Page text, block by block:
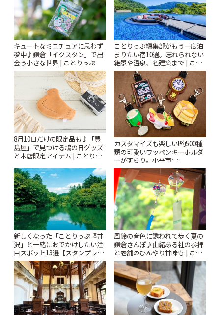
キュートなミニチュアに思わず
夢中♪鎌倉「イクスタン」で出
会う小さな世界 | ことりっぷ
ことりっぷ編集部がもう一度泊
まりたい宿10選。忘れられない
絶景や温泉、名建築まで | こと
りっぷ
8月10日だけの限定品も♪「豊
島屋」で見つける鳩の日グッズ
と本店限定アイテム | ことりっ
カスタマイズも楽しい!約500種
類の可愛いワッペンキーホルダ
ーがずらり。小平市
「Kimamaya T&K」 | ことりっ
ぷ
新しくなった「ことりっぷ軽井
沢」と一緒におでかけしたい注
目スポット13選【スタンプラリ
ー開催中】 | ことりっぷ
風鈴の音色に誘われて歩く夏の
鎌倉さんぽ♪由緒ある社の参拝
と老舗のひんやり甘味も | こと
りっぷ